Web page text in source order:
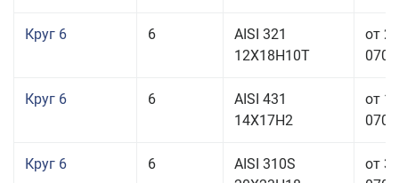
Круг 6 6
AISI 321
12Х18Н10Т
от
Круг 6 6
AISI 431
14Х17Н2
от
Круг 6 6
AISI 310S
от